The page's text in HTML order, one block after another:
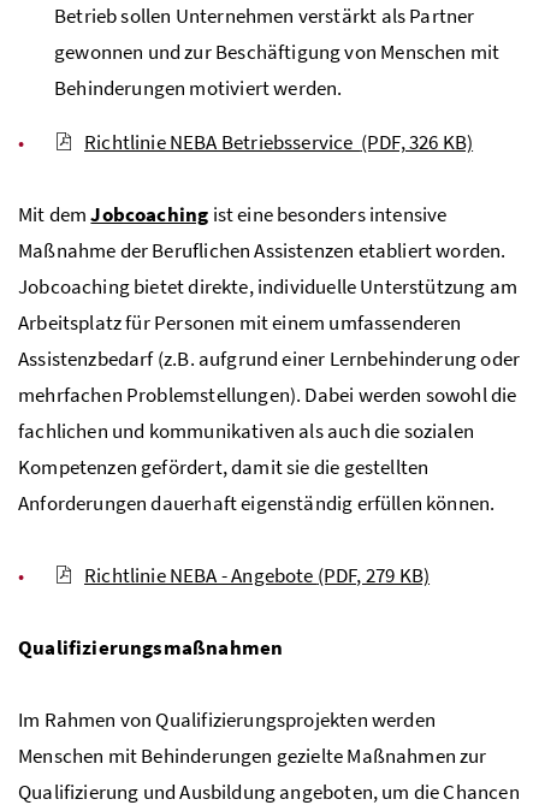
Betrieb sollen Unternehmen verstärkt als Partner
gewonnen und zur Beschäftigung von Menschen mit
Behinderungen motiviert werden.
Richtlinie NEBA Betriebsservice (PDF, 326 KB)
Mit demJobcoaching ist eine besonders intensive
Maßnahme der Beruflichen Assistenzen etabliert worden.
Jobcoaching bietet direkte, individuelle Unterstützung am
Arbeitsplatz für Personen mit einem umfassenderen
Assistenzbedarf (z.B. aufgrund einer Lernbehinderung oder
mehrfachen Problemstellungen). Dabei werden sowohl die
fachlichen und kommunikativen als auch die sozialen
Kompetenzen gefördert, damit sie die gestellten
Anforderungen dauerhaft eigenständig erfüllen können.
Richtlinie NEBA - Angebote (PDF, 279 KB)
Qualifizierungsmaßnahmen
Im Rahmen von Qualifizierungsprojekten werden
Menschen mit Behinderungen gezielte Maßnahmen zur
Qualifizierung und Ausbildung angeboten, um die Chancen